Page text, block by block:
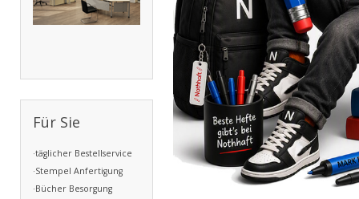
Für Sie
·täglicher Bestellservice
·Stempel Anfertigung
·Bücher Besorgung